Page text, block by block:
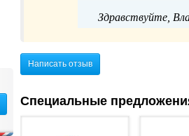
Здравствуйте,
Написать отзыв
Специальные